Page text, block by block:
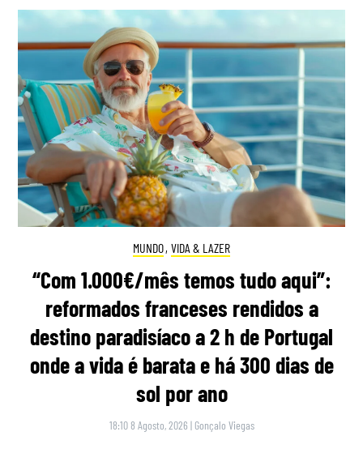
MUNDO, VIDA & LAZER
“Com 1.000€/mês temos tudo aqui”:
reformados franceses rendidos a
destino paradisíaco a 2 h de Portugal
onde a vida é barata e há 300 dias de
sol por ano
18:10 8 Agosto, 2026 | Gonçalo Viegas